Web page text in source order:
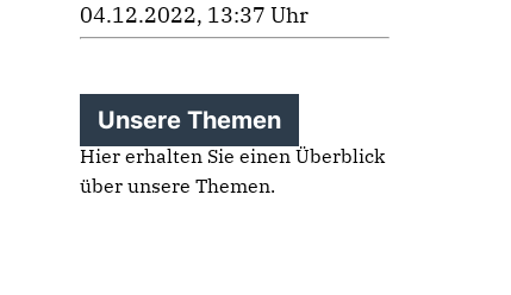
04.12.2022, 13:37 Uhr
Unsere Themen
Hier erhalten Sie einen Überblick
über unsere Themen.